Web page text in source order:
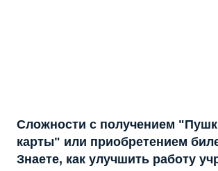
Сложности с получением
карты" или приобретением
Знаете, как улучшить работу